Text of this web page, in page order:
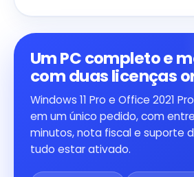
Um PC completo e
com duas licenças
Windows 11 Pro e Office 2021
em um único pedido, com
minutos, nota fiscal e suporte
tudo estar ativado.